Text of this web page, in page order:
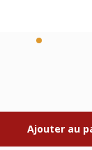
Ajouter au